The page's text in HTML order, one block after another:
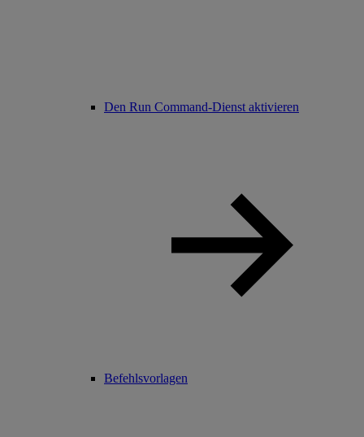
Den Run Command-Dienst aktivieren
Befehlsvorlagen